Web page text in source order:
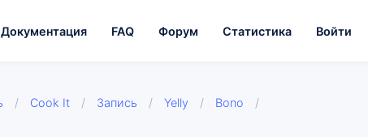
Документация FAQ Форум Статистика Войти
/ Cook It / Запись / Yelly / Bono
/